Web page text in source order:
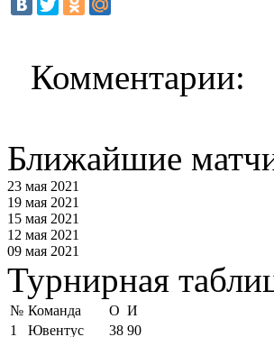
Комментарии:
Ближайшие
23 мая 2021
19 мая 2021
15 мая 2021
12 мая 2021
09 мая 2021
Турнирная
№ Команда О И
1
Ювентус 38 90